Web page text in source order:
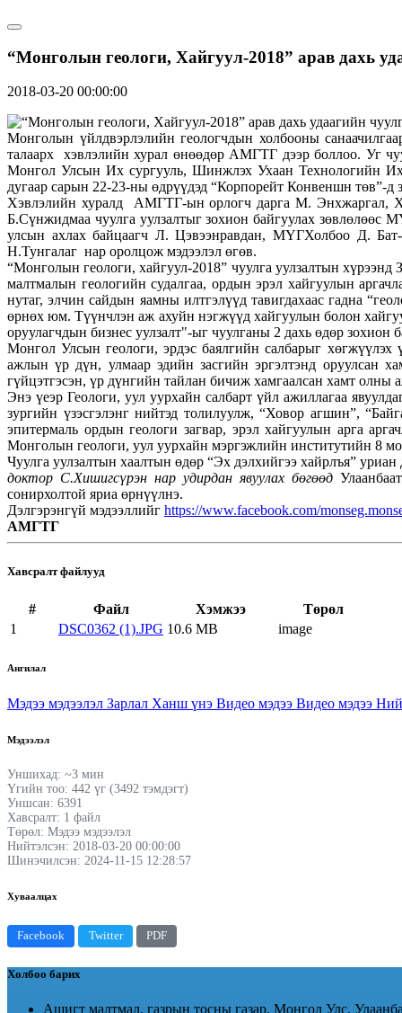
“Монголын геологи, Хайгуул-2018” арав дахь
2018-03-20 00:00:00
Монголын үйлдвэрлэлийн геологчдын холбооны
талаарх хэвлэлийн хурал өнөөдөр АМГТГ дээр боллоо. Уг
Монгол Улсын Их сургууль, Шинжлэх Ухаан Технологийн
дугаар сарын 22-23-ны өдрүүдэд “Корпорейт Конвеншн төв”-д
Хэвлэлийн хуралд АМГТГ-ын орлогч дарга М.
Б.Сүнжидмаа чуулга уулзалтыг зохион байгуулах
улсын ахлах байцаагч Л. Цэвээнравдан, МҮГХолбоо Д.
Н.Тунгалаг нар оролцож мэдээлэл өгөв.
“Монголын геологи, хайгуул-2018” чуулга уулзалтын хүрээнд
малтмалын геологийн судалгаа, ордын эрэл хайгуулын
нутаг, элчин сайдын яамны илтгэлүүд тавигдахаас гадна
өрнөх юм. Түүнчлэн аж ахуйн нэгжүүд хайгуулын болон
оруулагчдын бизнес уулзалт"-ыг чуулганы 2 дахь өдөр зохион
Монгол Улсын геологи, эрдэс баялгийн салбарыг
ажлын үр дүн, улмаар эдийн засгийн эргэлтэнд оруулсан
гүйцэтгэсэн, үр дүнгийн тайлан бичиж хамгаалсан хамт
Энэ үеэр Геологи, уул уурхайн салбарт үйл ажиллагаа
зургийн үзэсгэлэнг нийтэд толилуулж, “Ховор агшин”,
эпитермаль ордын геологи загвар, эрэл хайгуулын арга
Монголын геологи, уул уурхайн мэргэжлийн институтийн 8
Чуулга уулзалтын хаалтын өдөр “Эх дэлхийгээ хайрлъя”
доктор С.Хишигсүрэн нар удирдан явуулах бөгөөд
сонирхолтой яриа өрнүүлнэ.
Дэлгэрэнгүй мэдээллийг https://www.facebook.com/
АМГТГ
Хавсралт файлууд
# Файл Хэмжээ
Төрөл
1
DSC0362 (1).JPG 10.6 MB image
Ангилал
Мэдээ мэдээлэл Зарлал Ханш үнэ Видео мэдээ Видео мэдээ
Мэдээлэл
Уншихад: ~3 мин
Үгийн тоо: 442 үг (3492 тэмдэгт)
Уншсан: 6391
Хавсралт: 1 файл
Төрөл: Мэдээ мэдээлэл
Нийтэлсэн: 2018-03-20 00:00:00
Шинэчилсэн: 2024-11-15 12:28:57
Хуваалцах
Facebook Twitter PDF
Холбоо барих
Ашигт малтмал, газрын тосны газар, Монгол Улс,